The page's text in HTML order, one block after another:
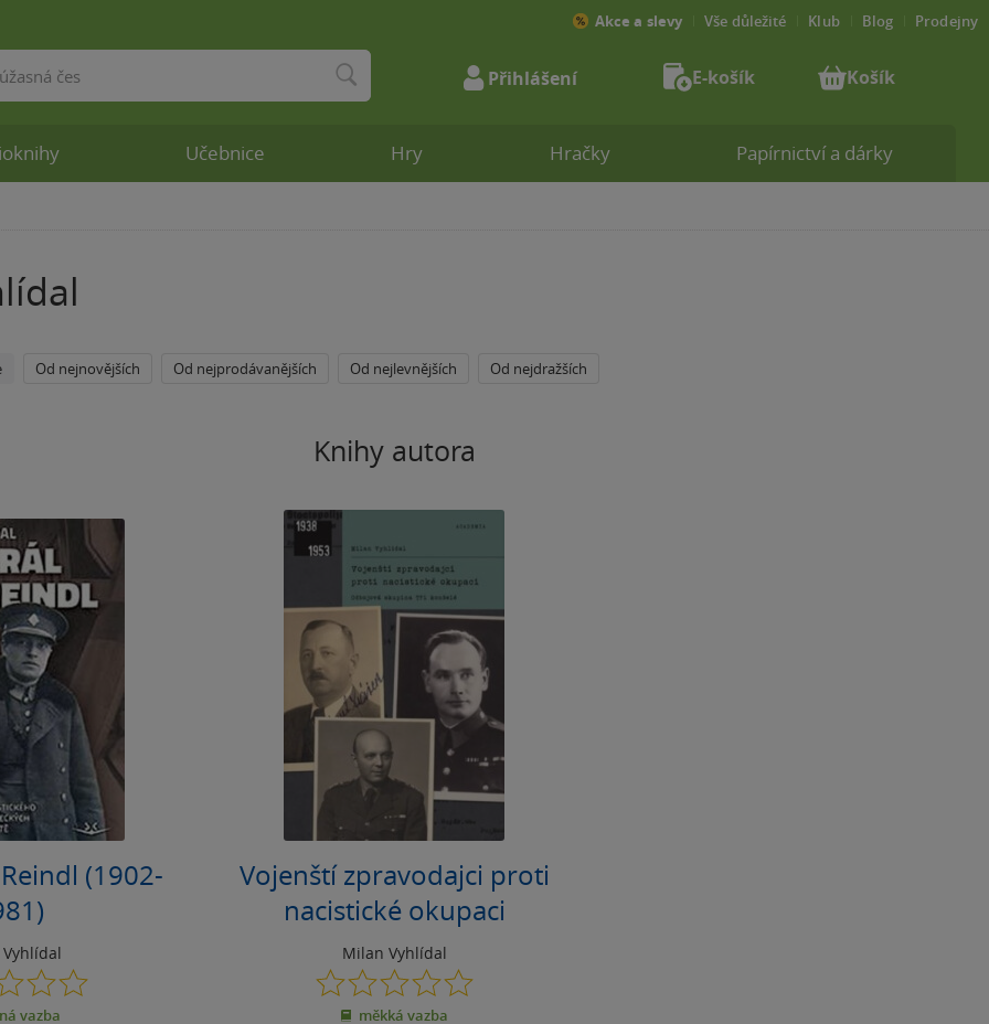
Od nejnovějších Od nejprodávanějších Od nejlevnějších Od nejdražších
Knihy autora
(1902-
0.0
z
5 vazba
Vojenští zpravodajci proti
nacistické okupaci
Milan Vyhlídal
0.0
z
5
měkká vazba
Učebnice Hry Hračky Papírnictví a dárky
Akce a slevy Vše důležité Klub Blog Prodejny
Přihlášení E-košík Košík